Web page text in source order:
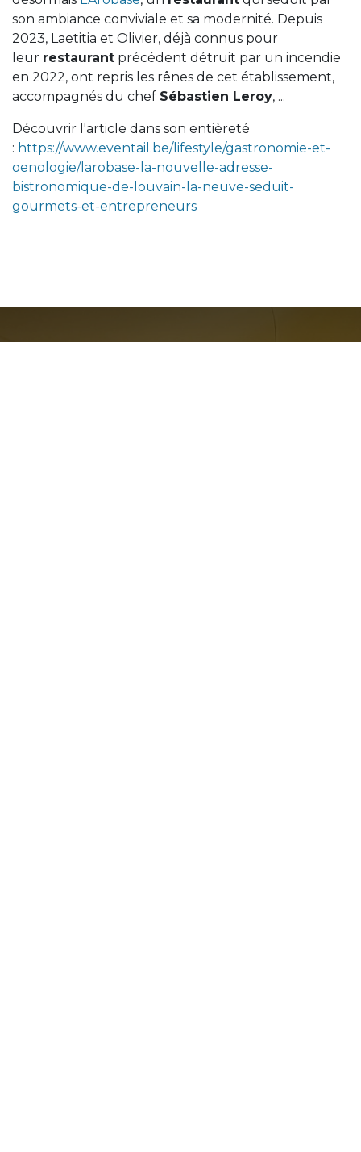
son ambiance conviviale et sa modernité. Depuis
2023, Laetitia et Olivier, déjà connus pour
leur restaurant précédent détruit par un incendie
en 2022, ont repris les rênes de cet établissement,
accompagnés du chef Sébastien Leroy, ...
Découvrir l'article dans son entièreté
: https://www.eventail.be/lifestyle/gastronomie-et-
oenologie/larobase-la-nouvelle-adresse-
bistronomique-de-louvain-la-neuve-seduit-
gourmets-et-entrepreneurs